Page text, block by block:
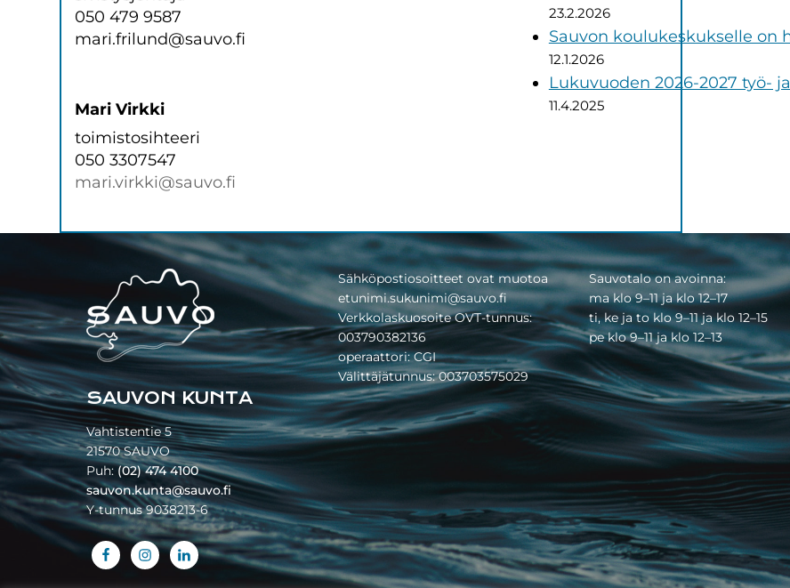
23.2.2026
Sauvon koulukeskukselle
12.1.2026
Lukuvuoden 2026-2027 työ-
11.4.2025
050 479 9587
mari.frilund@sauvo.fi
Mari Virkki
toimistosihteeri
050 3307547
mari.virkki@sauvo.fi
SAUVON KUNTA
Vahtistentie 5
21570 SAUVO
Puh:(02) 474 4100
sauvon.kunta@sauvo.fi
Y-tunnus 9038213-6
Sähköpostiosoitteet ovat muotoa
etunimi.sukunimi@sauvo.fi
Verkkolaskuosoite OVT-tunnus:
003790382136
operaattori: CGI
Välittäjätunnus: 003703575029
Sauvotalo on avoinna:
ma klo 9–11 ja klo 12–17
ti, ke ja to klo 9–11 ja klo 12–15
pe klo 9–11 ja klo 12–13